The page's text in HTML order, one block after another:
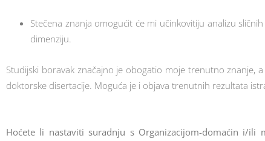
Stečena znanja omogućit će mi učinkovitiju analizu
dimenziju.
Studijski boravak značajno je obogatio moje trenutno
doktorske disertacije. Moguća je i objava trenutnih rezultata
Hoćete li nastaviti suradnju s Organizacijom-domaćin i/ili